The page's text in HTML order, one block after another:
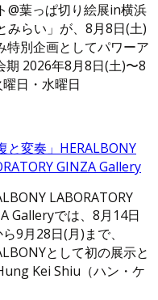
@葉っぱ切り絵展in横浜
みらい」が、8月8日(土)
特別企画としてパワーア
期 2026年8月8日(土)〜8
日・水曜日
と変奏」HERALBONY
GINZA Gallery
LABORATORY
Galleryでは、8月14日
9月28日(月)まで、
として初の展示と
Kei Shiu（ハン・ケ